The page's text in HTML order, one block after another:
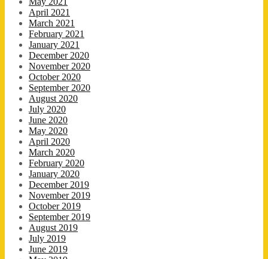
April 2021
March 2021
February 2021
January 2021
December 2020
November 2020
October 2020
September 2020
August 2020
July 2020
June 2020
May 2020
April 2020
March 2020
February 2020
January 2020
December 2019
November 2019
October 2019
September 2019
August 2019
July 2019
June 2019